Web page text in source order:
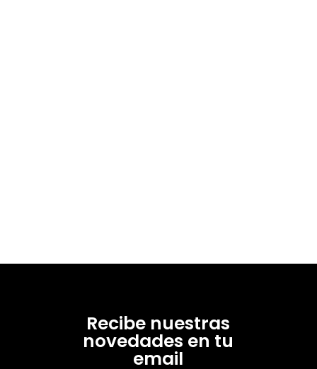
Recibe nuestras
novedades en tu
email